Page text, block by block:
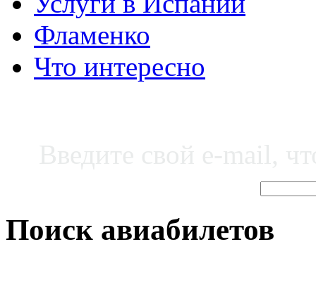
Фламенко
Что интересно
Поиск авиабилетов